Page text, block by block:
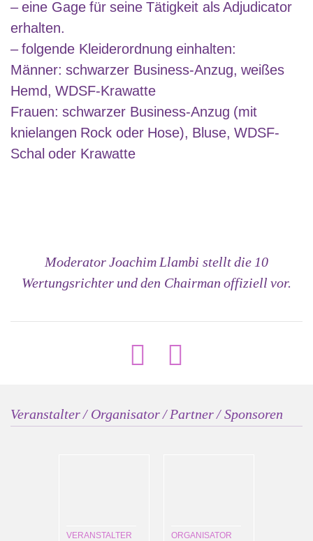
– eine Gage für seine Tätigkeit als Adjudicator
erhalten.
– folgende Kleiderordnung einhalten:
Männer: schwarzer Business-Anzug, weißes
Hemd, WDSF-Krawatte
Frauen: schwarzer Business-Anzug (mit
knielangen Rock oder Hose), Bluse, WDSF-
Schal oder Krawatte
Moderator Joachim Llambi stellt die 10
Wertungsrichter und den Chairman offiziell vor.
Veranstalter / Organisator / Partner / Sponsoren
VERANSTALTER ORGANISATOR